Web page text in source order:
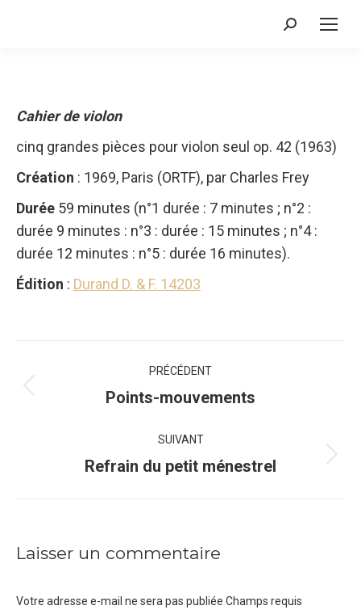
Recherche
Cahier de violon
cinq grandes pièces pour violon seul op. 42 (1963)
Création : 1969, Paris (ORTF), par Charles Frey
Durée 59 minutes (n°1 durée : 7 minutes ; n°2 :
durée 9 minutes : n°3 : durée : 15 minutes ; n°4 :
durée 12 minutes : n°5 : durée 16 minutes).
Édition : Durand D. & F. 14203
de
PRÉCÉDENT
Onglet
Points-mouvements
SUIVANT
Projets
Refrain du petit ménestrel
Laisser un commentaire
Votre adresse e-mail ne sera pas publiée Champs requis